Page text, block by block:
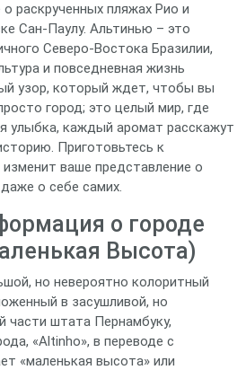
раскрученных пляжах Рио и
Сан-Паулу. Альтинью – это
Северо-Востока Бразилии,
и повседневная жизнь
узор, который ждет, чтобы вы
город; это целый мир, где
улыбка, каждый аромат расскажут
Приготовьтесь к
ваше представление о
о себе самих.
о городе
Высота)
но невероятно колоритный
в засушливой, но
части штата Пернамбуку,
«Altinho», в переводе с
«маленькая высота» или